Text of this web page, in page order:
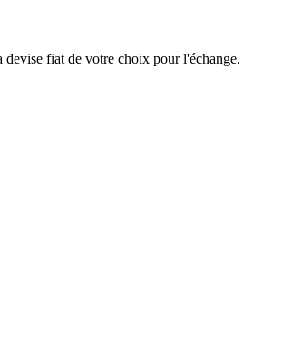
fiat de votre choix pour l'échange.